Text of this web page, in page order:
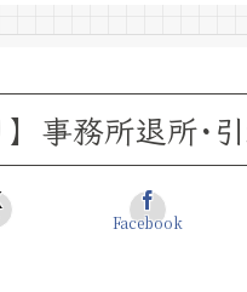
】事務所退所･
Facebook